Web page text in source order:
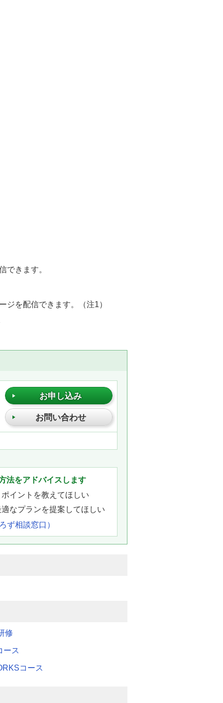
できます。
ジを配信できます。（注1）
お申し込み
お問い合わせ
法をアドバイスします
イントを教えてほしい
なプランを提案してほしい
ず相談窓口）
修
ース
コース